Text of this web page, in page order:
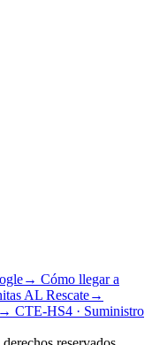
→ Cómo llegar a
AL Rescate→
→ CTE-HS4 · Suministro